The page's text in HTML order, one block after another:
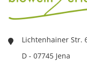
Lichtenhainer Str.
D - 07745 Jena